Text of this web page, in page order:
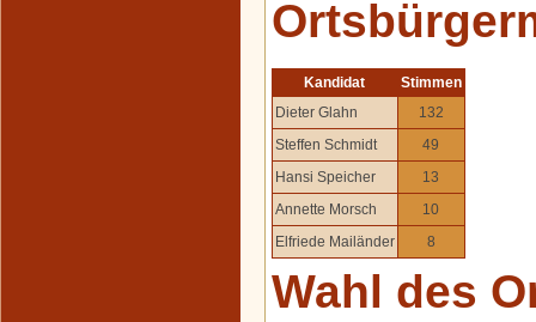
Kandidat
Stimmen
Dieter Glahn
132
Steffen Schmidt
49
Hansi Speicher
13
Annette Morsch
10
Elfriede Mailänder
8
Wahl des